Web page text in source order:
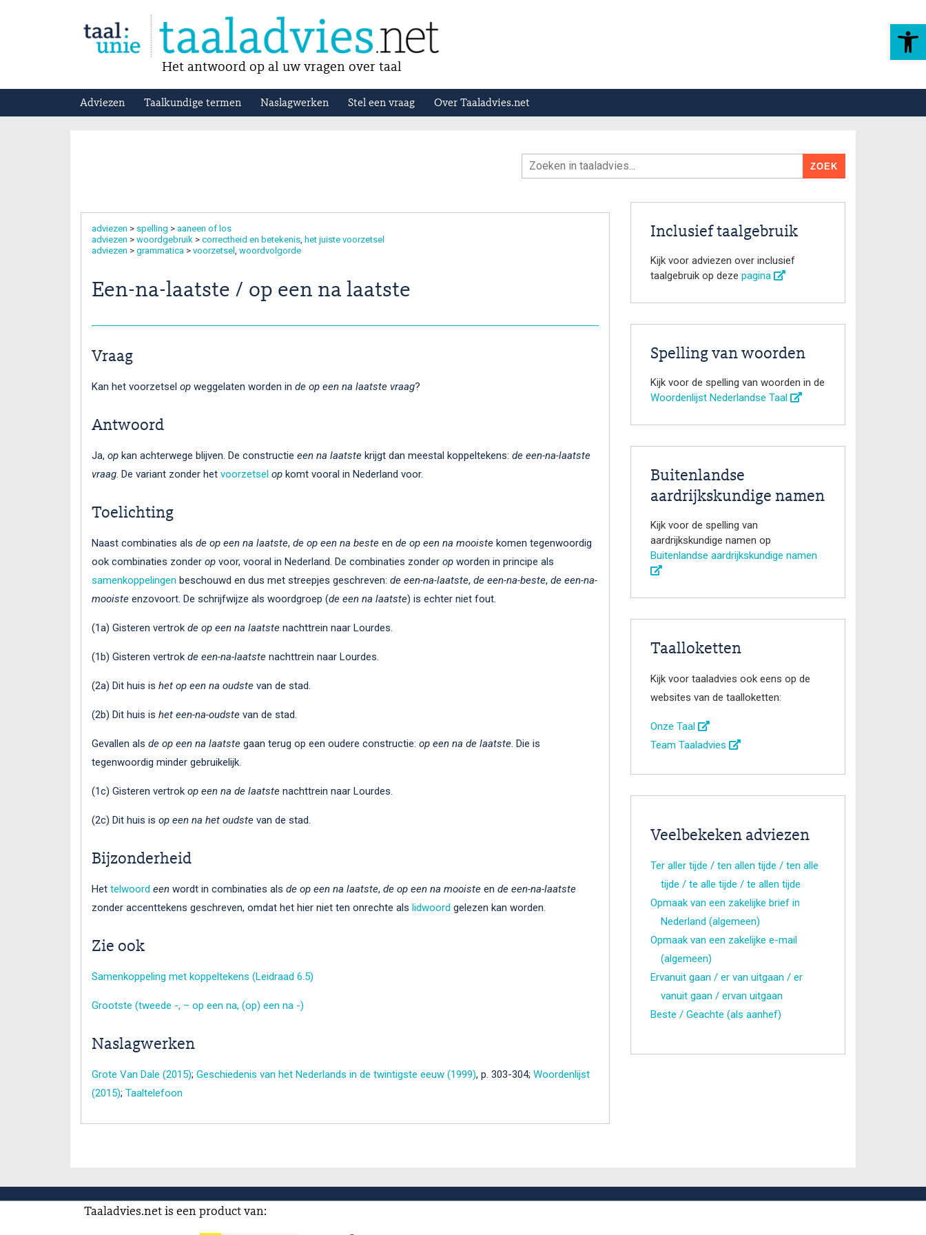
Toolbar openen
Het antwoord op al uw vragen over taal
Adviezen Taalkundige termen Naslagwerken Stel een vraag Over Taaladvies.net
adviezen > spelling > aaneen of los
adviezen > woordgebruik > correctheid en betekenis het juiste voorzetsel
adviezen > grammatica > voorzetsel woordvolgorde
Een-na-laatste / op een na laatste
Vraag
Kan het voorzetsel op weggelaten worden in de op een na laatste vraag?
Antwoord
Ja, op kan achterwege blijven. De constructie een na laatste krijgt dan meestal koppeltekens: de een-na-laatste
vraag. De variant zonder het voorzetsel op komt vooral in Nederland voor.
Toelichting
Naast combinaties als de op een na laatste, de op een na beste en de op een na mooiste komen tegenwoordig
ook combinaties zonder op voor, vooral in Nederland. De combinaties zonder op worden in principe als
samenkoppelingen beschouwd en dus met streepjes geschreven: de een-na-laatste, de een-na-beste, de een-na-
mooiste enzovoort. De schrijfwijze als woordgroep (de een na laatste) is echter niet fout.
(1a) Gisteren vertrok de op een na laatste nachttrein naar Lourdes.
(1b) Gisteren vertrok de een-na-laatste nachttrein naar Lourdes.
(2a) Dit huis is het op een na oudste van de stad.
(2b) Dit huis is het een-na-oudste van de stad.
Gevallen als de op een na laatste gaan terug op een oudere constructie: op een na de laatste. Die is
tegenwoordig minder gebruikelijk.
(1c) Gisteren vertrok op een na de laatste nachttrein naar Lourdes.
(2c) Dit huis is op een na het oudste van de stad.
Bijzonderheid
Het telwoord een wordt in combinaties als de op een na laatste, de op een na mooiste en de een-na-laatste
zonder accenttekens geschreven, omdat het hier niet ten onrechte als lidwoord gelezen kan worden.
Zie ook
Samenkoppeling met koppeltekens (Leidraad 6.5)
Grootste (tweede -, – op een na, (op) een na -)
Naslagwerken
Grote Van Dale (2015); Geschiedenis van het Nederlands in de twintigste eeuw (1999), p. 303-304; Woordenlijst
(2015); Taaltelefoon
Inclusief taalgebruik
Kijk voor adviezen over inclusief
taalgebruik op deze pagina
Spelling van woorden
Kijk voor de spelling van woorden in de
Woordenlijst Nederlandse Taal
Buitenlandse
aardrijkskundige namen
Kijk voor de spelling van
aardrijkskundige namen op
Buitenlandse aardrijkskundige namen
Taalloketten
Kijk voor taaladvies ook eens op de
websites van de taalloketten:
Onze Taal
Team Taaladvies
Veelbekeken adviezen
Ter aller tijde / ten allen tijde / ten alle
tijde / te alle tijde / te allen tijde
Opmaak van een zakelijke brief in
Nederland (algemeen)
Opmaak van een zakelijke e-mail
(algemeen)
Ervanuit gaan / er van uitgaan / er
vanuit gaan / ervan uitgaan
Beste / Geachte (als aanhef)
Taaladvies.net is een product van: